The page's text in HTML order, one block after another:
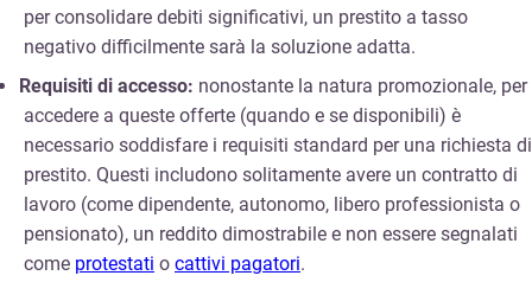
per consolidare debiti significativi, un prestito a tasso
negativo difficilmente sarà la soluzione adatta.
Requisiti di accesso: nonostante la natura promozionale, per
accedere a queste offerte (quando e se disponibili) è
necessario soddisfare i requisiti standard per una richiesta di
prestito. Questi includono solitamente avere un contratto di
lavoro (come dipendente, autonomo, libero professionista o
pensionato), un reddito dimostrabile e non essere segnalati
come protestati o cattivi pagatori.